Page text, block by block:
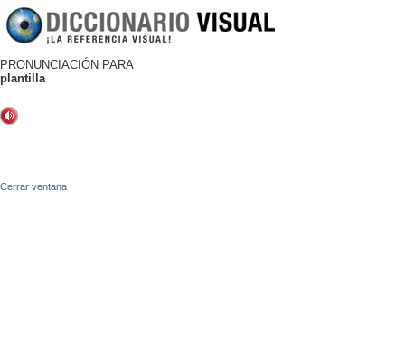
PRONUNCIACIÓN PARA
plantilla
-
Cerrar ventana